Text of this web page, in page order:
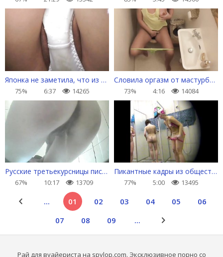
Японка не заметила, что из трусов вылезли вареники
75% 6:37 14265
Словила оргазм от мастурбации на унитазе в отеле
73% 4:16 14084
Русские третьекурсницы писают в универском туалете
67% 10:17 13709
Пикантные кадры из общественного женского душа
77% 5:00 13495
... 01 02 03 04 05
06
07
08 09 ...
Рай для вуайериста на spylop.com. Эксклюзивное порно со